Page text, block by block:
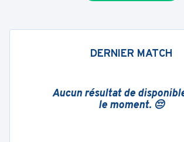
DERNIER MATCH
Aucun résultat de
le moment. 😔